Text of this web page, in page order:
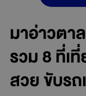
มาอ่าวตา
รวม 8 ที่เ
สวย ขับร